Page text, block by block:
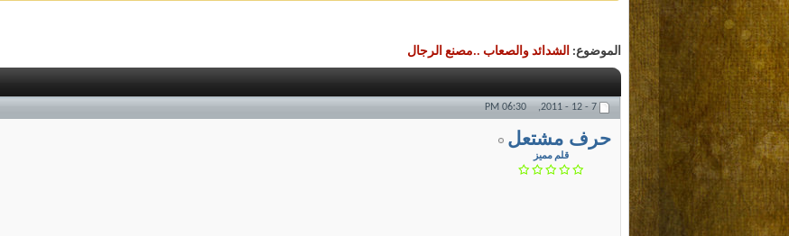
الموضوع: الشدائد والصعاب ..مصنع الرجال
7 - 12 - 2011,
06:30 PM
حرف مشتعل
قلم مميز